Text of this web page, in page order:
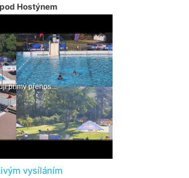
Hostýnem
vysíláním